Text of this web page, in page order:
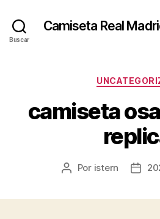
Buscar
Camiseta Real
camiseta
Autor
Por istern